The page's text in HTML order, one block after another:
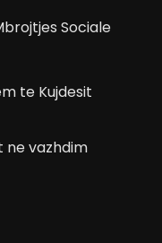
Sociale
te Kujdesit
ne vazhdim